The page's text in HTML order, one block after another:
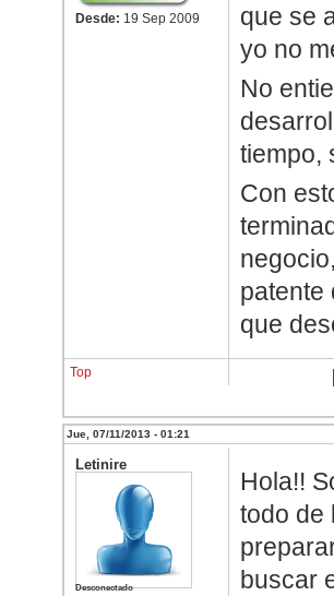
Desde: 19 Sep 2009
que se
yo no
No
tiempo,
Con
patente
que
Top
Jue, 07/11/2013 - 01:21
Letinire
Desconectado
Hola!!
todo de
buscar